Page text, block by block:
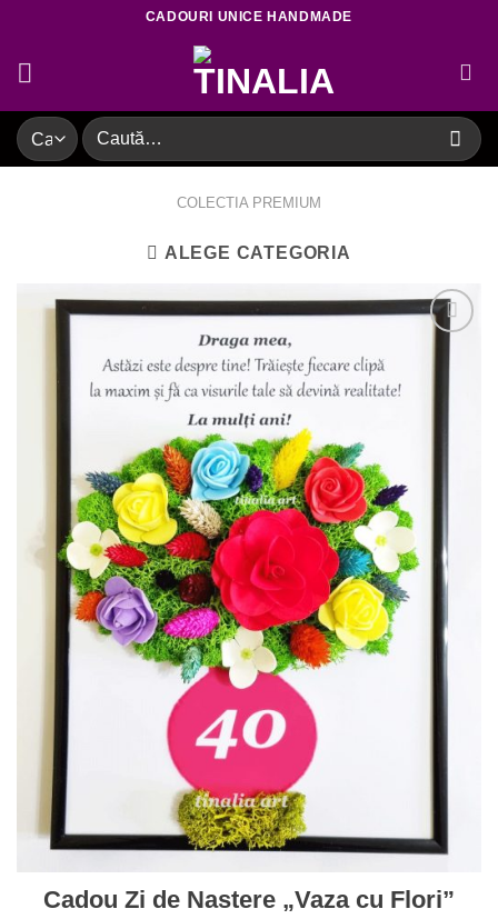
content
CADOURI UNICE HANDMADE
Caută
după:
COLECTIA PREMIUM
ALEGE CATEGORIA
Cadou Zi de Nastere „Vaza cu Flori”